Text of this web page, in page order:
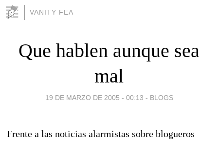
VANITY FEA
Que hablen aunque sea
mal
19 DE MARZO DE 2005 - 00:13 - BLOGS
Frente a las noticias alarmistas sobre blogueros